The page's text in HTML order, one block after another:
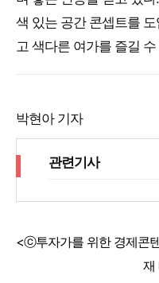
색 있는 공간 콘셉트를
고 색다른 여가를 즐길
박현아 기자
관련기사
<ⓒ투자가를 위한 경제콘
재